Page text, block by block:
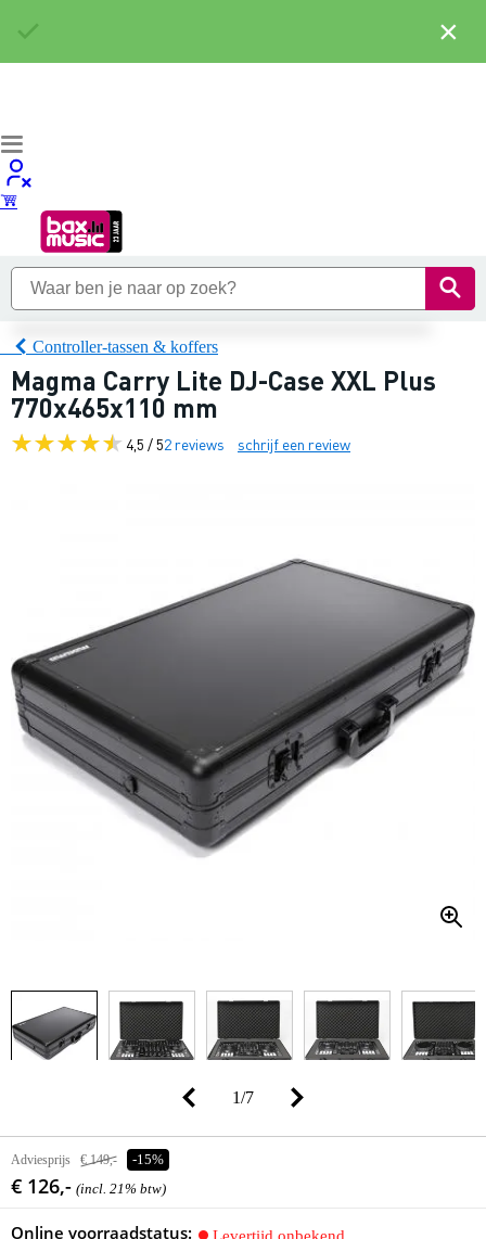
Controller-tassen & koffers
Magma Carry Lite DJ-Case XXL Plus
770x465x110 mm
4,5 / 52 reviews schrijf een review
1/7
Adviesprijs € 149,- -15%
€ 126,- (incl. 21% btw)
Online voorraadstatus: Levertijd onbekend
×